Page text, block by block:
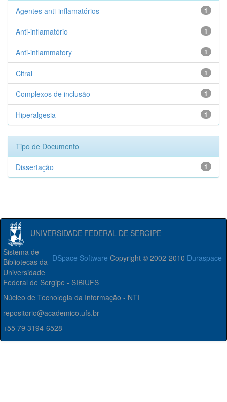
1
Agentes anti-inflamatórios
1
Anti-inflamatório
1
Anti-inflammatory
1
Citral
1
Complexos de inclusão
1
Hiperalgesia
Tipo de Documento
1
Dissertação
UNIVERSIDADE FEDERAL DE SERGIPE
DSpace Software Copyright © 2002-2010 Duraspace
Sistema de
Bibliotecas da
Universidade
Federal de Sergipe - SIBIUFS
Núcleo de Tecnologia da Informação - NTI
repositorio@academico.ufs.br
+55 79 3194-6528